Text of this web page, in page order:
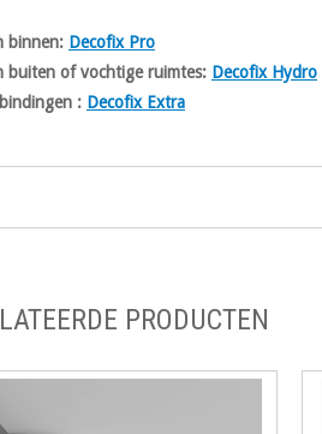
binnen: Decofix Pro
buiten of vochtige ruimtes: Decofix Hydro
: Decofix Extra
PRODUCTEN